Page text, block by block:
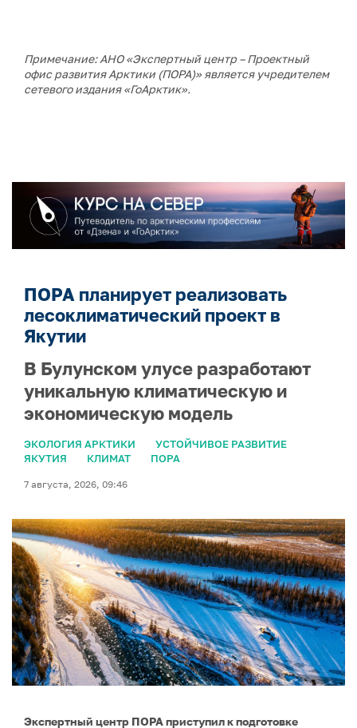
Примечание: АНО «Экспертный центр – Проектный
офис развития Арктики (ПОРА)» является учредителем
сетевого издания «ГоАрктик».
ПОРА планирует реализовать
лесоклиматический проект в
Якутии
В Булунском улусе разработают
уникальную климатическую и
экономическую модель
ЭКОЛОГИЯ АРКТИКИ
УСТОЙЧИВОЕ РАЗВИТИЕ
ЯКУТИЯ
КЛИМАТ ПОРА
7 августа, 2026, 09:46
Экспертный центр ПОРА приступил к подготовке